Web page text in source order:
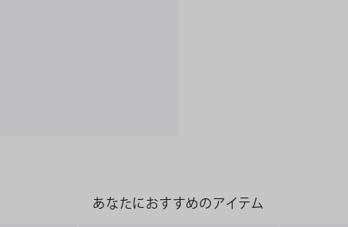
あなたにおすすめのアイテム